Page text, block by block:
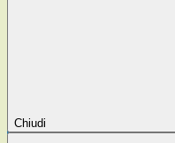
Chiudi